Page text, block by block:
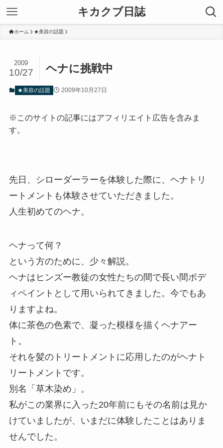
キカクブ日誌
ホーム ★美容の話題
ヘナに挑戦中
2009
10/27
★美容の話題 2009年10月27日
※このサイトの記事にはアフィリエイト広告を含みま
す。
先日、シローダーラーを体験した際に、ヘナトリ
ートメントも体験させていただきました。
人生初めてのヘナ。
ヘナって何？
という方のために、少々解説。
ヘナはヒンズー教徒の女性たちの間で長い間ボデ
ィペイントとして用いられてきました。今でもあ
りますよね。
体に茶色の色素で、凝った模様を描くヘナアー
ト。
それを髪のトリートメントに応用したのがヘナト
リートメントです。
別名「草木染め」。
私がこの業界に入った20年前にもその名前は見か
けていましたが、いまだに体験したことはありま
せんでした。